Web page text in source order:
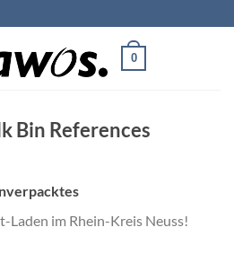
0
Bin References
Laden im Rhein-Kreis Neuss!